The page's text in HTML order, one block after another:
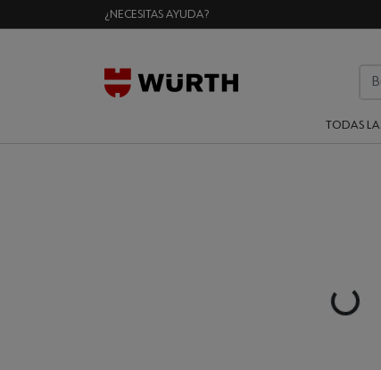
¿NECESITAS AYUDA?
TODAS